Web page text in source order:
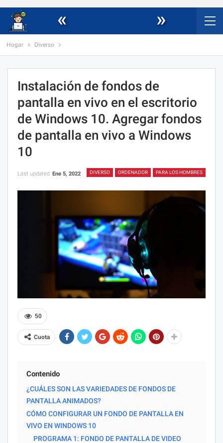
« »
Hogar Diverso
Instalación de fondos de
pantalla en vivo en el escritorio
de Windows 10. Agregar fondos
de pantalla en vivo a Windows
10
DIVERSO ORDENADOR PARA LOS HOMBRES
Last updated Ene 5, 2022
50
Cuota
Contenido
¿CUÁLES SON LAS VARIEDADES DE FONDOS DE
PANTALLA ANIMADOS?
CÓMO CONFIGURAR UN FONDO DE PANTALLA EN
VIVO EN WINDOWS 10
PROGRAMA 1: FONDO DE PANTALLA DE VIDEO